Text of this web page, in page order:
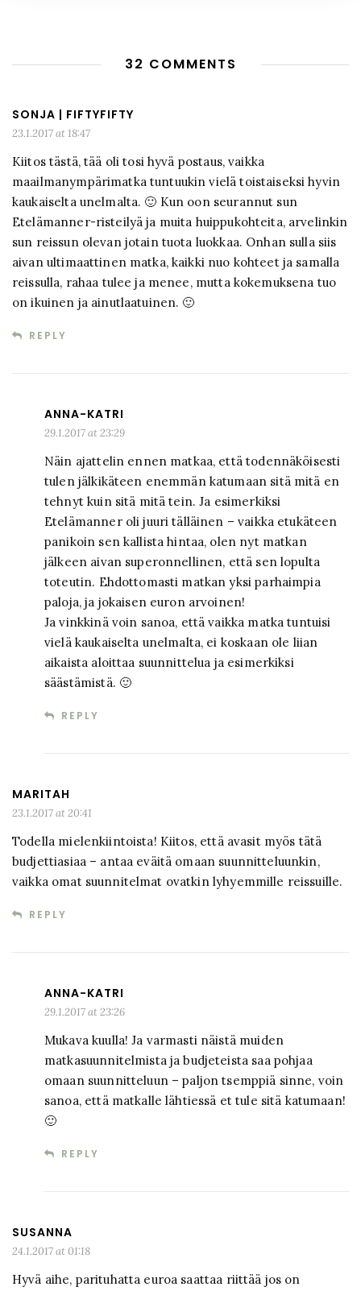
32 COMMENTS
SONJA | FIFTYFIFTY
23.1.2017 at 18:47
Kiitos tästä, tää oli tosi hyvä postaus, vaikka
maailmanympärimatka tuntuukin vielä toistaiseksi hyvin
kaukaiselta unelmalta. 🙂 Kun oon seurannut sun
Etelämanner-risteilyä ja muita huippukohteita, arvelinkin
sun reissun olevan jotain tuota luokkaa. Onhan sulla siis
aivan ultimaattinen matka, kaikki nuo kohteet ja samalla
reissulla, rahaa tulee ja menee, mutta kokemuksena tuo
on ikuinen ja ainutlaatuinen. 🙂
REPLY
ANNA-KATRI
29.1.2017 at 23:29
Näin ajattelin ennen matkaa, että todennäköisesti
tulen jälkikäteen enemmän katumaan sitä mitä en
tehnyt kuin sitä mitä tein. Ja esimerkiksi
Etelämanner oli juuri tälläinen – vaikka etukäteen
panikoin sen kallista hintaa, olen nyt matkan
jälkeen aivan superonnellinen, että sen lopulta
toteutin. Ehdottomasti matkan yksi parhaimpia
paloja, ja jokaisen euron arvoinen!
Ja vinkkinä voin sanoa, että vaikka matka tuntuisi
vielä kaukaiselta unelmalta, ei koskaan ole liian
aikaista aloittaa suunnittelua ja esimerkiksi
säästämistä. 🙂
REPLY
MARITAH
23.1.2017 at 20:41
Todella mielenkiintoista! Kiitos, että avasit myös tätä
budjettiasiaa – antaa eväitä omaan suunnitteluunkin,
vaikka omat suunnitelmat ovatkin lyhyemmille reissuille.
REPLY
ANNA-KATRI
29.1.2017 at 23:26
Mukava kuulla! Ja varmasti näistä muiden
matkasuunnitelmista ja budjeteista saa pohjaa
omaan suunnitteluun – paljon tsemppiä sinne, voin
sanoa, että matkalle lähtiessä et tule sitä katumaan!
🙂
REPLY
SUSANNA
24.1.2017 at 01:18
Hyvä aihe, parituhatta euroa saattaa riittää jos on